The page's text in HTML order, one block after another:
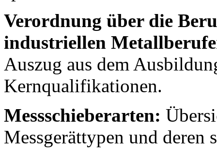
Verordnung über die
industriellen
Auszug aus dem
Kernqualifikationen.
Messschieberarten:
Messgerättypen und deren